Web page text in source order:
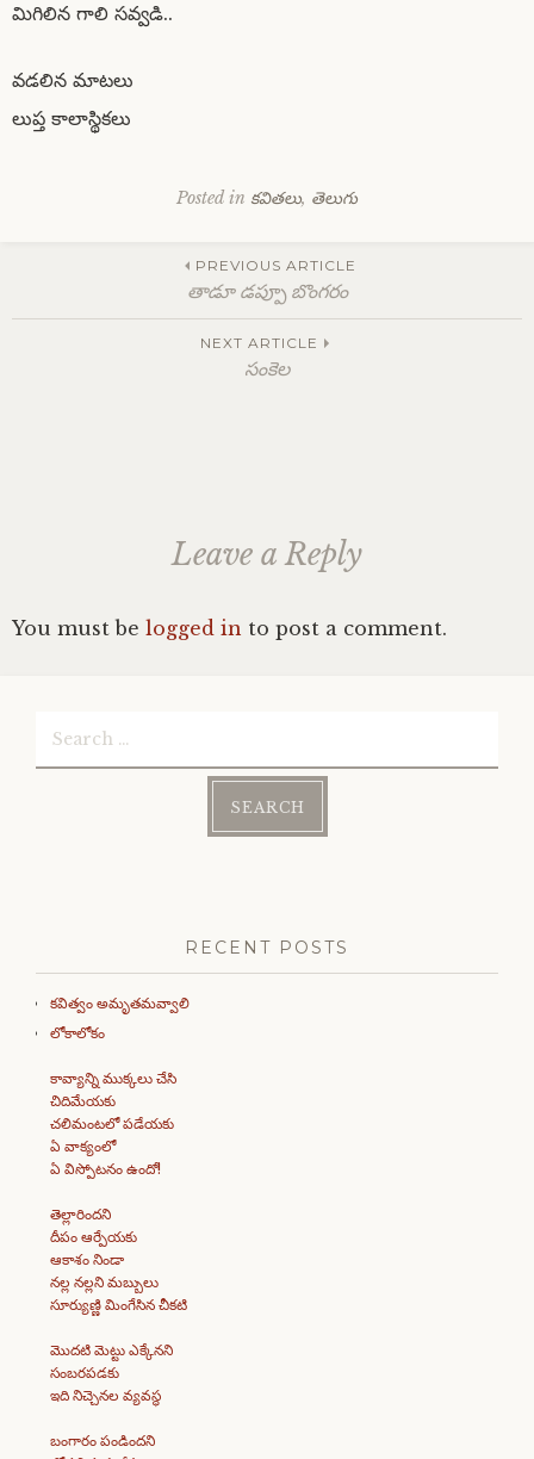
మిగిలిన గాలి సవ్వడి..
వడలిన మాటలు
లుప్త కాలాస్థికలు
Posted in కవితలు, తెలుగు
navigation
PREVIOUS ARTICLE
తాడూ డప్పూ బొంగరం
NEXT ARTICLE
సంకెల
Leave a Reply
You must be logged in to post a comment.
RECENT POSTS
కవిత్వం అమృతమవ్వాలి
లోకాలోకం
కావ్యాన్ని ముక్కలు చేసి
చిదిమేయకు
చలిమంటలో పడేయకు
ఏ వాక్యంలో
ఏ విస్పోటనం ఉందో!
తెల్లారిందని
దీపం ఆర్పేయకు
ఆకాశం నిండా
నల్ల నల్లని మబ్బులు
సూర్యుణ్ణి మింగేసిన చీకటి
మొదటి మెట్టు ఎక్కేనని
సంబరపడకు
ఇది నిచ్చెనల వ్యవస్థ
బంగారం పండిందని